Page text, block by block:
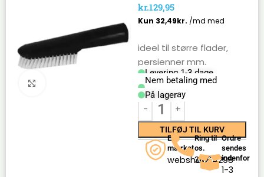
kr.129,95
ideel til større flader,
persienner mm.
Levering 1-3 dage
Nem betaling med
Mobilepay
På lager
TILFØJ TIL KURV
E-
mærket
webshop
Ring til
os.
36164298
Ordre
sendes
indenfor
1-3